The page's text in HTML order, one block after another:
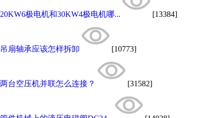
20KW6极电机和30KW4极电机哪... [13384]
吊扇轴承应该怎样拆卸 [10773]
两台空压机并联怎么连接？ [31582]